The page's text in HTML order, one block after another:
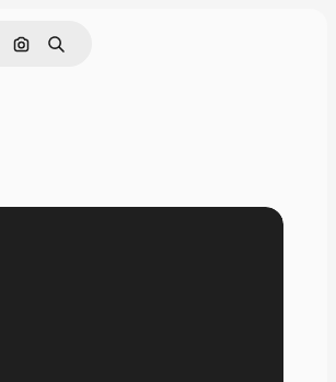
Nach Bild suchen
Suchen